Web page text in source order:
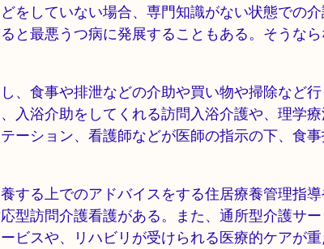
をしていない場合、専門知識がない状態での
と最悪うつ病に発展することもある。そうな
、食事や排泄などの介助や買い物や掃除など
入浴介助をしてくれる訪問入浴介護や、理学
ーション、看護師などが医師の指示の下、食
する上でのアドバイスをする住居療養管理指
型訪問介護看護がある。また、通所型介護サ
ビスや、リハビリが受けられる医療的ケアが